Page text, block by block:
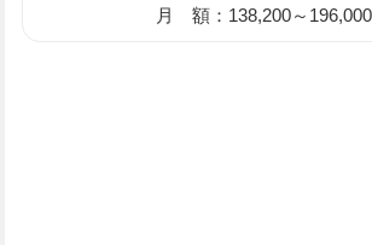
月 額：138,200～